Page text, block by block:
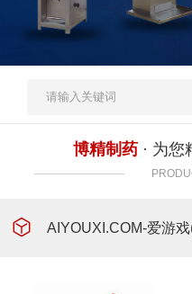
人才招聘
博精制药 · 为您
AIYOUXI.COM-爱游